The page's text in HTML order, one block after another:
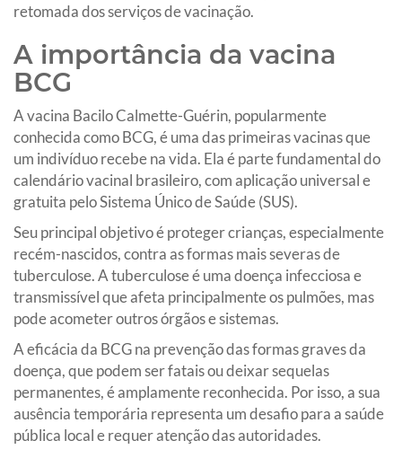
retomada dos serviços de vacinação.
A importância da vacina
BCG
A vacina Bacilo Calmette-Guérin, popularmente
conhecida como BCG, é uma das primeiras vacinas que
um indivíduo recebe na vida. Ela é parte fundamental do
calendário vacinal brasileiro, com aplicação universal e
gratuita pelo Sistema Único de Saúde (SUS).
Seu principal objetivo é proteger crianças, especialmente
recém-nascidos, contra as formas mais severas de
tuberculose. A tuberculose é uma doença infecciosa e
transmissível que afeta principalmente os pulmões, mas
pode acometer outros órgãos e sistemas.
A eficácia da BCG na prevenção das formas graves da
doença, que podem ser fatais ou deixar sequelas
permanentes, é amplamente reconhecida. Por isso, a sua
ausência temporária representa um desafio para a saúde
pública local e requer atenção das autoridades.